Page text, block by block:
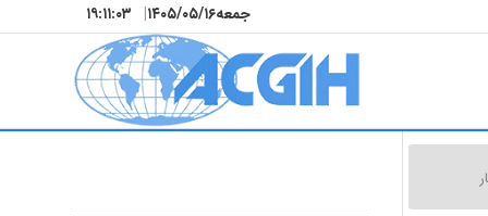
جمعه۱۴۰۵/۰۵/۱۶| ۱۹:۱۱:۰۴